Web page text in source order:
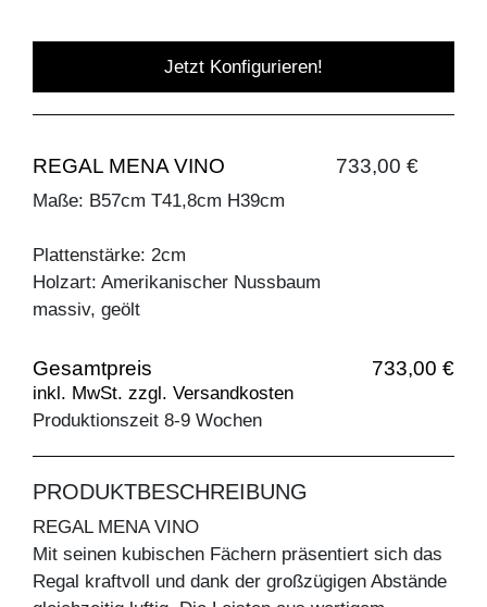
Jetzt Konfigurieren!
REGAL MENA VINO 733,00 €
Maße: B57cm T41,8cm H39cm
Plattenstärke: 2cm
Holzart: Amerikanischer Nussbaum
massiv, geölt
Gesamtpreis 733,00 €
inkl. MwSt. zzgl. Versandkosten
Produktionszeit 8-9 Wochen
PRODUKTBESCHREIBUNG
REGAL MENA VINO
Mit seinen kubischen Fächern präsentiert sich das
Regal kraftvoll und dank der großzügigen Abstände